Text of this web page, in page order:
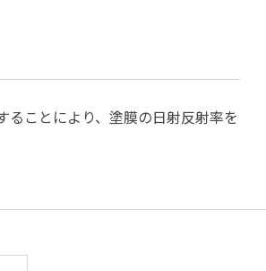
ることにより、塗膜の日射反射率を